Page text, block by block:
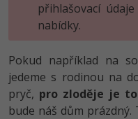
přihlašovací
nabídky.
Pokud například na
jedeme s rodinou na
pryč, pro zloděje je
bude náš dům prázdný.